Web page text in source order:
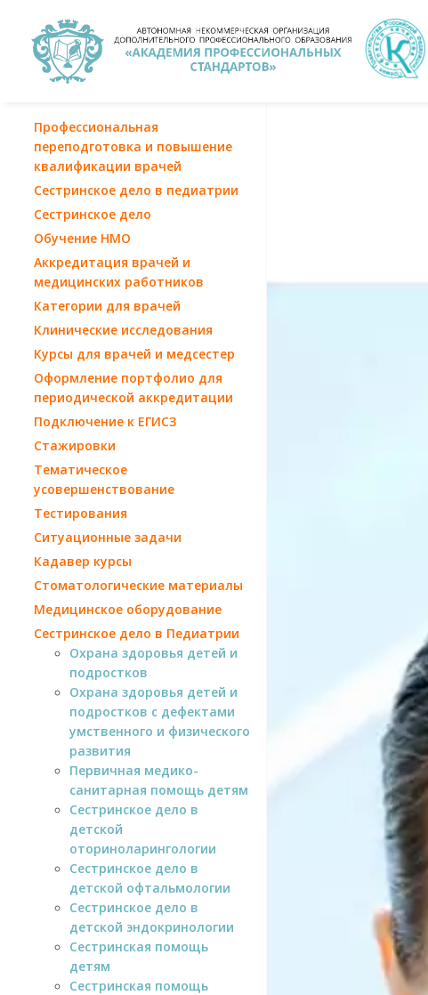
Профессиональная
переподготовка и повышение
квалификации врачей
Сестринское дело в педиатрии
Сестринское дело
Обучение НМО
Аккредитация врачей и
медицинских работников
Категории для врачей
Клинические исследования
Курсы для врачей и медсестер
Оформление портфолио для
периодической аккредитации
Подключение к ЕГИСЗ
Стажировки
Тематическое
усовершенствование
Тестирования
Ситуационные задачи
Кадавер курсы
Стоматологические материалы
Медицинское оборудование
Сестринское дело в Педиатрии
Охрана здоровья детей и
подростков
Охрана здоровья детей и
подростков с дефектами
умственного и физического
развития
Первичная медико-
санитарная помощь детям
Сестринское дело в
детской
оториноларингологии
Сестринское дело в
детской офтальмологии
Сестринское дело в
детской эндокринологии
Сестринская помощь
детям
Сестринская помощь